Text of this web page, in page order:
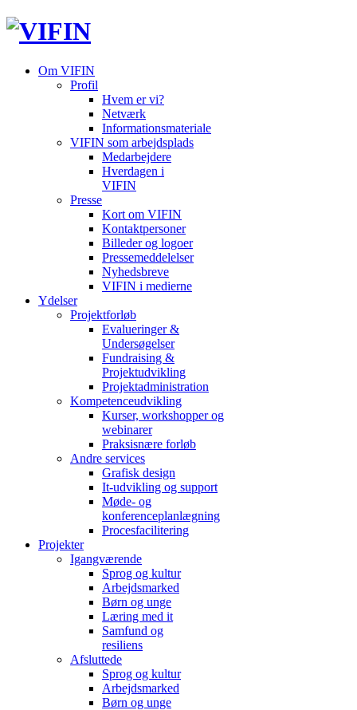
Om VIFIN
Profil
Hvem er vi?
Netværk
Informationsmateriale
VIFIN som arbejdsplads
Medarbejdere
Hverdagen i
VIFIN
Presse
Kort om VIFIN
Kontaktpersoner
Billeder og logoer
Pressemeddelelser
Nyhedsbreve
VIFIN i medierne
Ydelser
Projektforløb
Evalueringer &
Undersøgelser
Fundraising &
Projektudvikling
Projektadministration
Kompetenceudvikling
Kurser, workshopper og
webinarer
Praksisnære forløb
Andre services
Grafisk design
It-udvikling og support
Møde- og
konferenceplanlægning
Procesfacilitering
Projekter
Igangværende
Sprog og kultur
Arbejdsmarked
Børn og unge
Læring med it
Samfund og
resiliens
Afsluttede
Sprog og kultur
Arbejdsmarked
Børn og unge